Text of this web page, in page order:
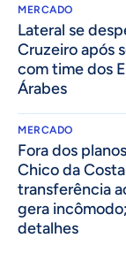
MERCADO
Lateral se
Cruzeiro após
com time dos
Árabes
MERCADO
Fora dos
Chico da
transferência
gera
detalhes